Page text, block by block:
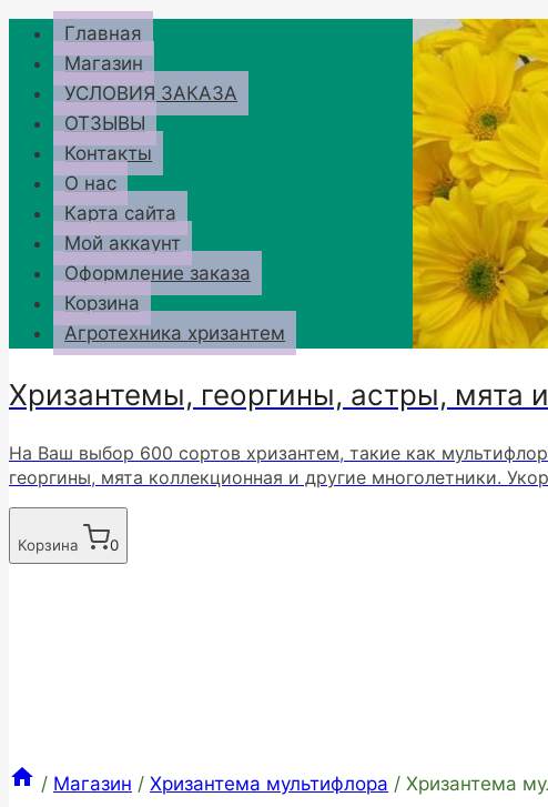
Перейти
содержимому
Главная
Магазин
УСЛОВИЯ ЗАКАЗА
ОТЗЫВЫ
Контакты
О нас
Карта сайта
Мой аккаунт
Оформление заказа
Корзина
Агротехника хризантем
Хризантемы, георгины, астры, мята
На Ваш выбор 600 сортов хризантем, такие как
георгины, мята коллекционная и другие многолетники.
Корзина 0
/ Магазин / Хризантема мультифлора / Хризантема